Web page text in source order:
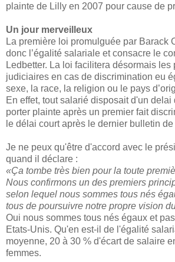
plainte de Lilly en 2007 pour cause de
Un jour merveilleux
La première loi promulguée par Barack
donc l’égalité salariale et consacre le
Ledbetter. La loi facilitera désormais les
judiciaires en cas de discrimination eu
sexe, la race, la religion ou le pays
En effet, tout salarié disposait d'un delai
porter plainte après un premier fait
le délai court après le dernier bulletin
Je ne peux qu'être d'accord avec le
quand il déclare :
«Ça tombe très bien pour la toute
Nous confirmons un des premiers
selon lequel nous sommes tous nés
tous de poursuivre notre propre vision
Oui nous sommes tous nés égaux et
Etats-Unis. Qu'en est-il de l'égalité
moyenne, 20 à 30 % d'écart de salaire
femmes.